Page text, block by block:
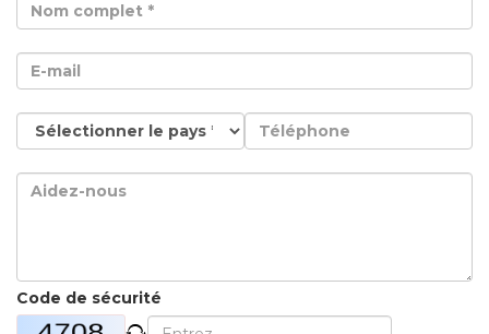
Code de sécurité